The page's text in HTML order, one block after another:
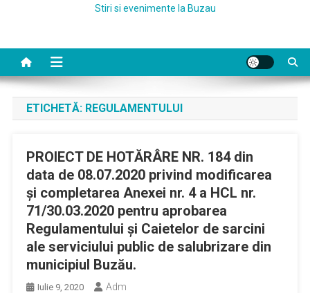
Stiri si evenimente la Buzau
ETICHETĂ: REGULAMENTULUI
PROIECT DE HOTĂRÂRE NR. 184 din
data de 08.07.2020 privind modificarea
și completarea Anexei nr. 4 a HCL nr.
71/30.03.2020 pentru aprobarea
Regulamentului și Caietelor de sarcini
ale serviciului public de salubrizare din
municipiul Buzău.
Iulie 9, 2020 Adm